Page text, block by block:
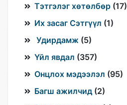
Тэтгэлэг хөтөлбөр (17)
Их засаг Сэтгүүл (1)
Удирдамж (5)
Үйл явдал (357)
Онцлох мэдээлэл (95)
Багш ажилчид (2)